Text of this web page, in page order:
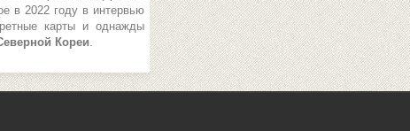
в 2022 году в интервью
карты и однажды
Кореи.